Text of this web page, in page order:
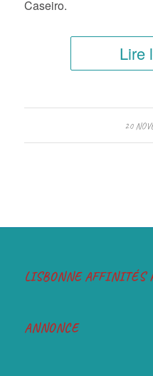
Caseiro.
Lire
20
LISBONNE AFFINITÉS
ANNONCE